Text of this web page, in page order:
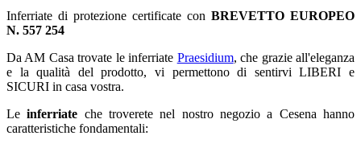
Inferriate di protezione certificate con BREVETTO EUROPEO
N. 557 254
Da AM Casa trovate le inferriate Praesidium, che grazie all'eleganza
e la qualità del prodotto, vi permettono di sentirvi LIBERI e
SICURI in casa vostra.
Leinferriate che troverete nel nostro negozio a Cesena hanno
caratteristiche fondamentali: